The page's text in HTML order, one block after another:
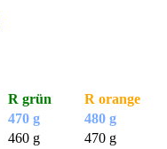
R grün
R orange
470 g
480 g
460 g
470 g